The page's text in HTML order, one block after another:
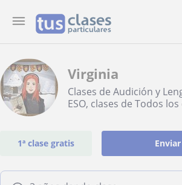
Virginia
Clases de Audición y
ESO, clases de Todos
1ª clase gratis